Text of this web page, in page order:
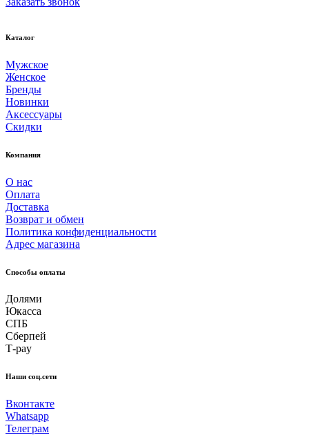
Каталог
Мужское
Женское
Бренды
Новинки
Аксессуары
Скидки
Компания
О нас
Оплата
Доставка
Возврат и обмен
Политика конфиденциальности
Адрес магазина
Способы оплаты
Долями
Юкасса
СПБ
Сберпей
Т-pay
Наши соц.сети
Вконтакте
Whatsapp
Телеграм